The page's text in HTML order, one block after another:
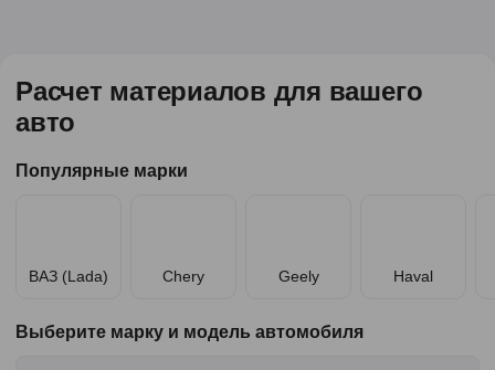
Расчет материалов для вашего
авто
Популярные марки
ВАЗ (Lada) Chery Geely Haval
Выберите марку и модель автомобиля